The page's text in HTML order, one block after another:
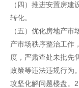
（四）推进安置房
转化。
（五）优化房地产
产市场秩序整治工作
度，严肃查处未批先
政策等违法违规行为
攻坚化解问题楼盘。